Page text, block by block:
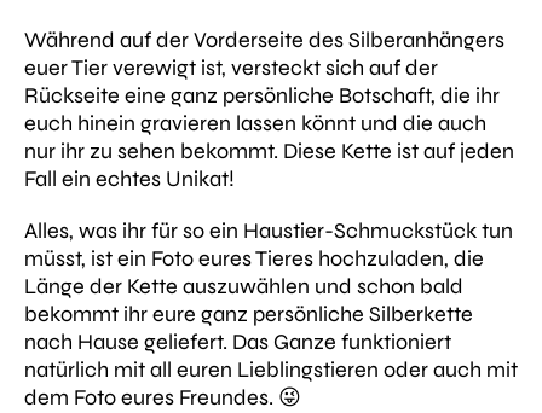
Während auf der Vorderseite des Silberanhängers
euer Tier verewigt ist, versteckt sich auf der
Rückseite eine ganz persönliche Botschaft, die ihr
euch hinein gravieren lassen könnt und die auch
nur ihr zu sehen bekommt. Diese Kette ist auf jeden
Fall ein echtes Unikat!
Alles, was ihr für so ein Haustier-Schmuckstück tun
müsst, ist ein Foto eures Tieres hochzuladen, die
Länge der Kette auszuwählen und schon bald
bekommt ihr eure ganz persönliche Silberkette
nach Hause geliefert. Das Ganze funktioniert
natürlich mit all euren Lieblingstieren oder auch mit
dem Foto eures Freundes. 😜